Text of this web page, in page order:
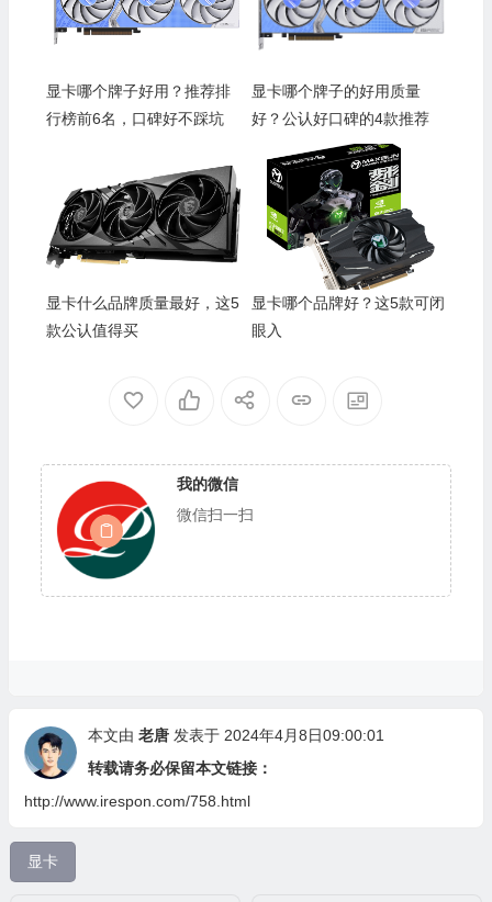
显卡哪个牌子好用？推荐排
行榜前6名，口碑好不踩坑
显卡哪个牌子的好用质量
好？公认好口碑的4款推荐
显卡什么品牌质量最好，这5
款公认值得买
显卡哪个品牌好？这5款可闭
眼入
我的微信
微信扫一扫
本文由 老唐发表于 2024年4月8日09:00:01
转载请务必保留本文链接：
http://www.irespon.com/758.html
显卡